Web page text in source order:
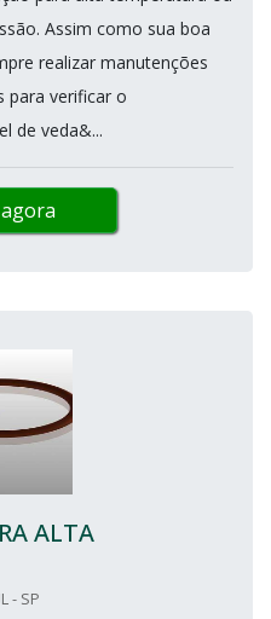
Assim como sua boa
realizar manutenções
para verificar o
de veda&...
ALTA
- SP